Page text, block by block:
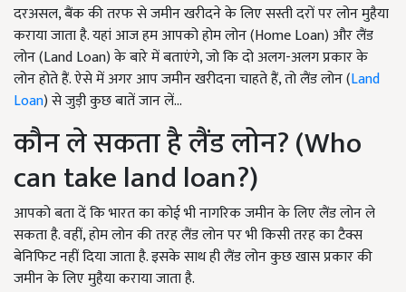
दरअसल, बैंक की तरफ से जमीन खरीदने के लिए सस्ती दरों पर लोन मुहैया
कराया जाता है. यहां आज हम आपको होम लोन (Home Loan) और लैंड
लोन (Land Loan) के बारे में बताएंगे, जो कि दो अलग-अलग प्रकार के
लोन होते हैं. ऐसे में अगर आप जमीन खरीदना चाहते हैं, तो लैंड लोन (Land
Loan) से जुड़ी कुछ बातें जान लें...
कौन ले सकता है लैंड लोन? (Who
can take land loan?)
आपको बता दें कि भारत का कोई भी नागरिक जमीन के लिए लैंड लोन ले
सकता है. वहीं, होम लोन की तरह लैंड लोन पर भी किसी तरह का टैक्स
बेनिफिट नहीं दिया जाता है. इसके साथ ही लैंड लोन कुछ खास प्रकार की
जमीन के लिए मुहैया कराया जाता है.